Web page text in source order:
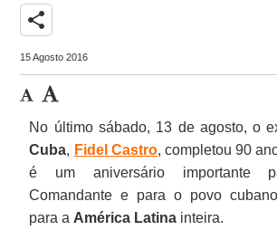
share
15 Agosto 2016
No último sábado, 13 de agosto, o
Cuba, Fidel Castro, completou 90
é um aniversário importante
Comandante e para o povo
para a América Latina inteira.